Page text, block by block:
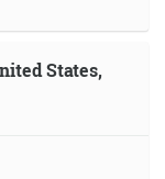
States,